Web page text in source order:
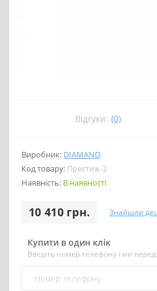
Відгуки: (0)
Виробник: DIAMAND
Код товару: Престиж-2
Наявність: В наявності
10 410 грн. Знайшли
Купити в один клік
Введіть номер телефону і ми